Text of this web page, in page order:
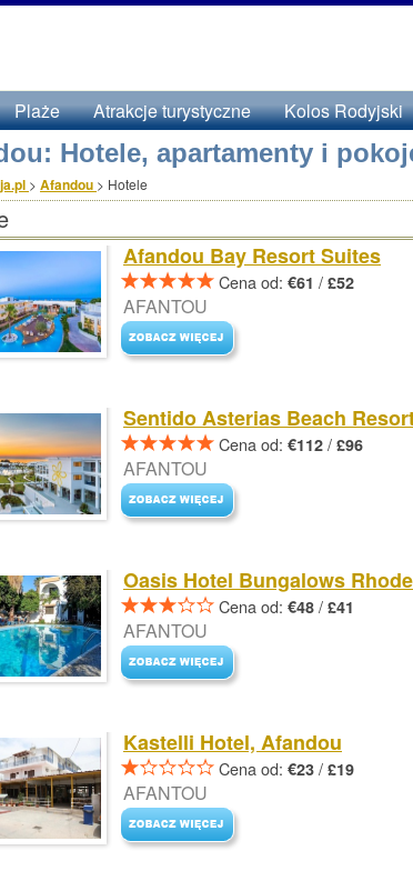
Plaże Atrakcje turystyczne Kolos Rodyjski
Hotele, apartamenty i
> Afandou > Hotele
Afandou Bay Resort Suites
Cena od: €61 / £52
AFANTOU
Sentido Asterias Beach
Cena od: €112 / £96
AFANTOU
Oasis Hotel Bungalows
Cena od: €48 / £41
AFANTOU
Kastelli Hotel, Afandou
Cena od: €23 / £19
AFANTOU